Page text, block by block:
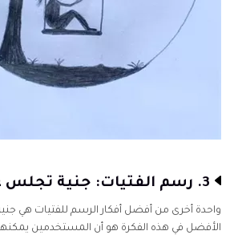
3. رسم الفتيات: جنية تجلس على القمر
واحدة أخرى من أفضل أفكار الرسم للفتيات هي
الأفضل في هذه الفكرة هو أن المستخدمين